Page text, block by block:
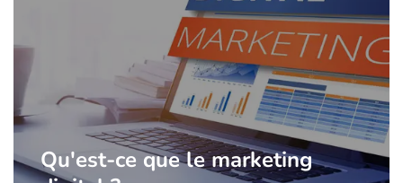
Qu'est-ce que le marketing